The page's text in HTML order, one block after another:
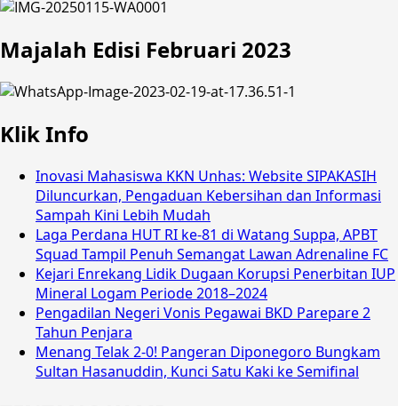
Majalah Edisi Februari 2023
Klik Info
Inovasi Mahasiswa KKN Unhas: Website SIPAKASIH
Diluncurkan, Pengaduan Kebersihan dan Informasi
Sampah Kini Lebih Mudah
Laga Perdana HUT RI ke-81 di Watang Suppa, APBT
Squad Tampil Penuh Semangat Lawan Adrenaline FC
Kejari Enrekang Lidik Dugaan Korupsi Penerbitan IUP
Mineral Logam Periode 2018–2024
Pengadilan Negeri Vonis Pegawai BKD Parepare 2
Tahun Penjara
Menang Telak 2-0! Pangeran Diponegoro Bungkam
Sultan Hasanuddin, Kunci Satu Kaki ke Semifinal